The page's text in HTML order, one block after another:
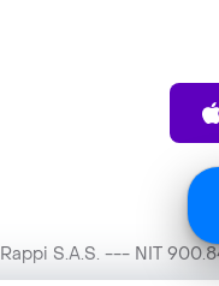
Rappi S.A.S. --- NIT